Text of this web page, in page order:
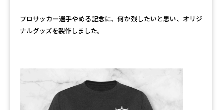
プロサッカー選手やめる記念に、何か残したいと思い、オリジ
ナルグッズを製作しました。